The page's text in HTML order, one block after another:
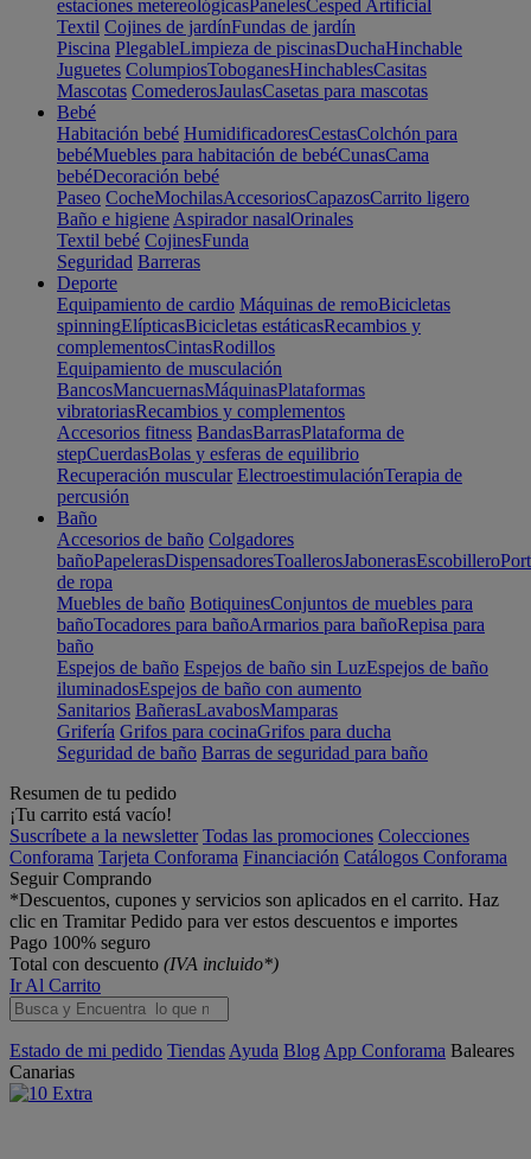
estaciones metereológicasPanelesCesped Artificial
Textil Cojines de jardínFundas de jardín
Piscina PlegableLimpieza de piscinasDuchaHinchable
Juguetes ColumpiosToboganesHinchablesCasitas
Mascotas ComederosJaulasCasetas para mascotas
Bebé
Habitación bebé HumidificadoresCestasColchón para
bebéMuebles para habitación de bebéCunasCama
bebéDecoración bebé
Paseo CocheMochilasAccesoriosCapazosCarrito ligero
Baño e higiene Aspirador nasalOrinales
Textil bebé CojinesFunda
Seguridad Barreras
Deporte
Equipamiento de cardio Máquinas de remoBicicletas
spinningElípticasBicicletas estáticasRecambios y
complementosCintasRodillos
Equipamiento de musculación
BancosMancuernasMáquinasPlataformas
vibratoriasRecambios y complementos
Accesorios fitness BandasBarrasPlataforma de
stepCuerdasBolas y esferas de equilibrio
Recuperación muscular ElectroestimulaciónTerapia de
percusión
Baño
Accesorios de baño Colgadores
bañoPapelerasDispensadoresToallerosJabonerasEscobillero
de ropa
Muebles de baño BotiquinesConjuntos de muebles para
bañoTocadores para bañoArmarios para bañoRepisa para
baño
Espejos de baño Espejos de baño sin LuzEspejos de baño
iluminadosEspejos de baño con aumento
Sanitarios BañerasLavabosMamparas
Grifería Grifos para cocinaGrifos para ducha
Seguridad de baño Barras de seguridad para baño
Resumen de tu pedido
¡Tu carrito está vacío!
Suscríbete a la newsletter Todas las promociones Colecciones
Conforama Tarjeta Conforama Financiación Catálogos Conforama
Seguir Comprando
*Descuentos, cupones y servicios son aplicados en el carrito. Haz
clic en Tramitar Pedido para ver estos descuentos e importes
Pago 100% seguro
Total con descuento (IVA incluido*)
Ir Al Carrito
Estado de mi pedido Tiendas Ayuda Blog App Conforama Baleares
Canarias